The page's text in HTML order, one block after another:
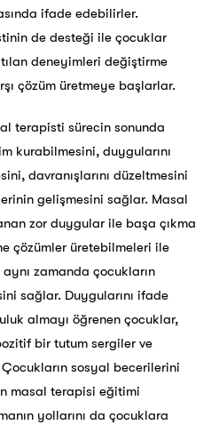
ifade edebilirler.
de desteği ile çocuklar
deneyimleri değiştirme
çözüm üretmeye başlarlar.
terapisti sürecin sonunda
kurabilmesini, duygularını
davranışlarını düzeltmesini
gelişmesini sağlar. Masal
zor duygular ile başa çıkma
çözümler üretebilmeleri ile
zamanda çocukların
sağlar. Duygularını ifade
almayı öğrenen çocuklar,
bir tutum sergiler ve
sosyal becerilerini
masal terapisi eğitimi
yollarını da çocuklara